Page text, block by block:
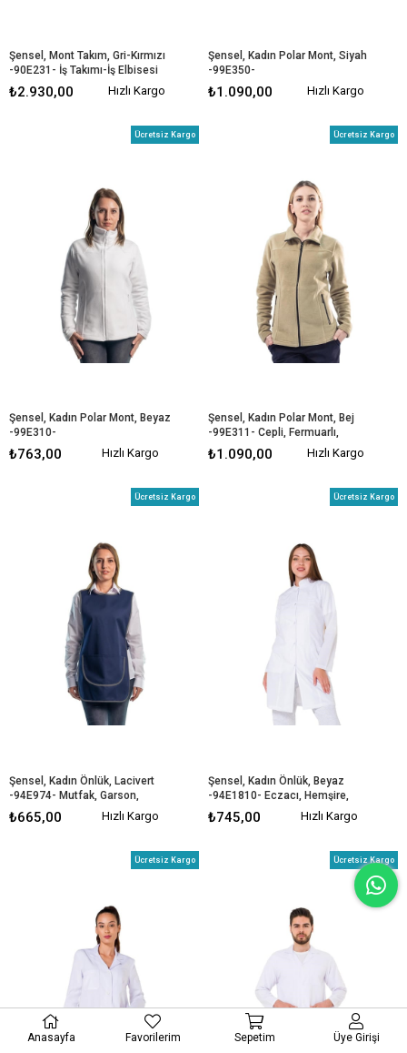
Şensel, Mont Takım, Gri-Kırmızı
-90E231- İş Takımı-İş Elbisesi
₺2.930,00 Hızlı Kargo
Şensel, Kadın Polar Mont, Siyah
-99E350-
Cepli,Fermuarlı,Outdoor
₺1.090,00 Hızlı Kargo
Şensel, Kadın Polar Mont, Beyaz
-99E310-
Cepli,Fermuarlı,Outdoor
₺763,00
Ücretsiz Kargo
Hızlı Kargo
Şensel, Kadın Polar Mont, Bej
-99E311- Cepli, Fermuarlı,
Outdoor
₺1.090,00
Ücretsiz Kargo
Hızlı Kargo
Şensel, Kadın Önlük, Lacivert
-94E974- Mutfak, Garson,
Restoran
₺665,00
Ücretsiz Kargo
Hızlı Kargo
Şensel, Kadın Önlük, Beyaz
-94E1810- Eczacı, Hemşire,
Veteriner
₺745,00
Ücretsiz Kargo
Hızlı Kargo
Ücretsiz Kargo Ücretsiz Kargo
Anasayfa Favorilerim Sepetim Üye Girişi